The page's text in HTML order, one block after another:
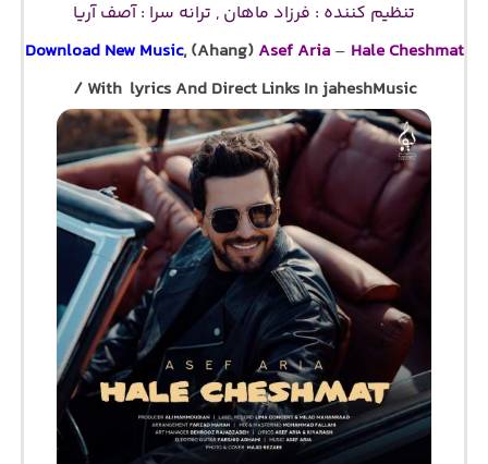
تنظیم کننده : فرزاد ماهان , ترانه سرا : آصف آریا
Download New Music, (Ahang) Asef Aria– Hale Cheshmat
/ With lyrics And Direct Links In jaheshMusic